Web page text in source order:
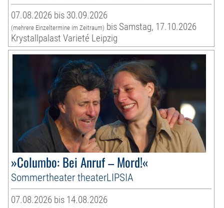
07.08.2026 bis 30.09.2026
(mehrere Einzeltermine im Zeitraum) bis Samstag, 17.10.2026
Krystallpalast Varieté Leipzig
»Columbo: Bei Anruf – Mord!«
Sommertheater theaterLIPSIA
07.08.2026 bis 14.08.2026